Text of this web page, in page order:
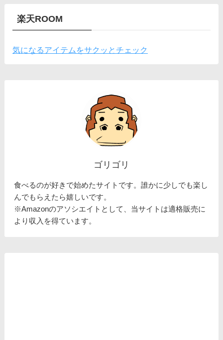
楽天ROOM
気になるアイテムをサクッとチェック
ゴリゴリ
食べるのが好きで始めたサイトです。誰かに少しでも楽し
んでもらえたら嬉しいです。
※Amazonのアソシエイトとして、当サイトは適格販売に
より収入を得ています。